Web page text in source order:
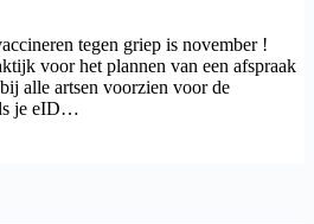
tegen griep is november !
voor het plannen van een afspraak
alle artsen voorzien voor de
je eID…